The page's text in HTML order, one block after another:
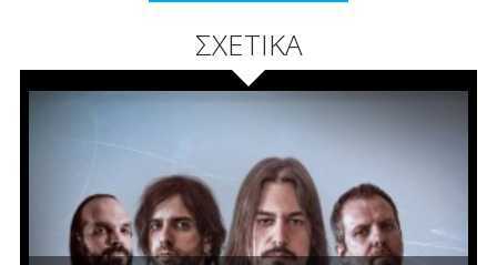
ΣΧΕΤΙΚΑ